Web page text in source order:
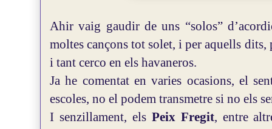
Ahir vaig gaudir de uns “solos”
moltes cançons tot solet, i per aquells
i tant cerco en els havaneros.
Ja he comentat en varies ocasions, el
escoles, no el podem transmetre si no els
I senzillament, els Peix Fregit, entre